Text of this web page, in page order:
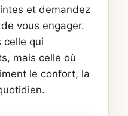
et demandez
vous engager.
celle qui
mais celle où
le confort, la